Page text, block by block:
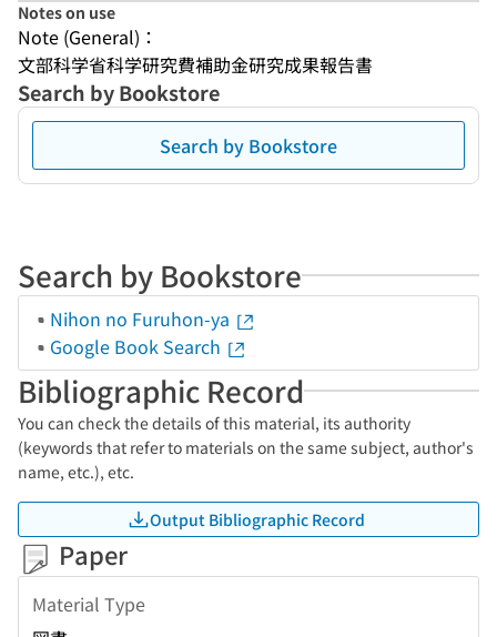
Notes on use
Note (General)：
文部科学省科学研究費補助金研究成果報告書
Search by Bookstore
Search by Bookstore
Search by Bookstore
Nihon no Furuhon-ya
Google Book Search
Bibliographic Record
You can check the details of this material, its authority
(keywords that refer to materials on the same subject, author's
name, etc.), etc.
Output Bibliographic Record
Paper
Material Type